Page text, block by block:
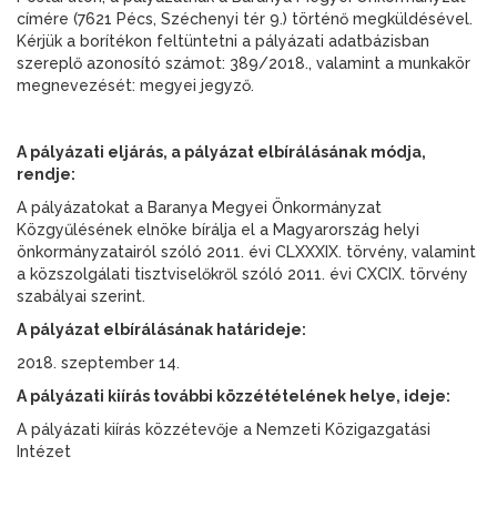
címére (7621 Pécs, Széchenyi tér 9.) történő megküldésével.
Kérjük a borítékon feltüntetni a pályázati adatbázisban
szereplő azonosító számot: 389/2018., valamint a munkakör
megnevezését: megyei jegyző.
A pályázati eljárás, a pályázat elbírálásának módja,
rendje:
A pályázatokat a Baranya Megyei Önkormányzat
Közgyűlésének elnöke bírálja el a Magyarország helyi
önkormányzatairól szóló 2011. évi CLXXXIX. törvény, valamint
a közszolgálati tisztviselőkről szóló 2011. évi CXCIX. törvény
szabályai szerint.
A pályázat elbírálásának határideje:
2018. szeptember 14.
A pályázati kiírás további közzétételének helye, ideje:
A pályázati kiírás közzétevője a Nemzeti Közigazgatási
Intézet